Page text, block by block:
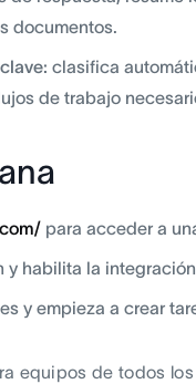
documentos.
clasifica
de trabajo
para acceder a
y habilita la
y empieza a crear
equipos de todos los